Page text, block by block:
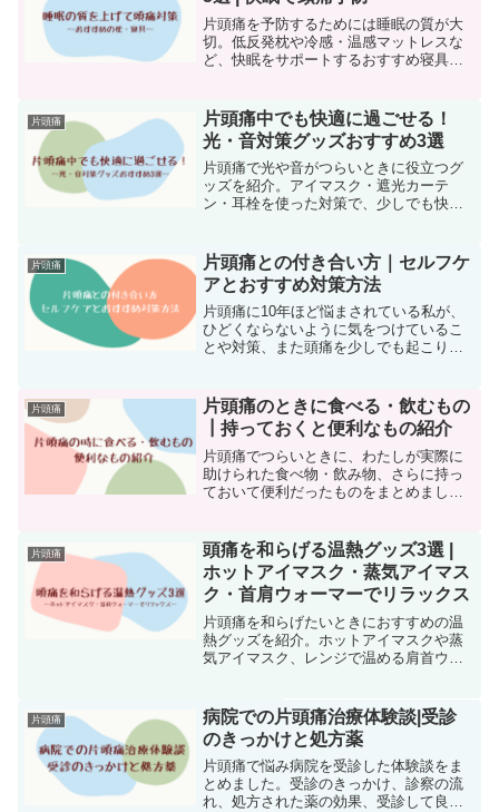
片頭痛を予防するためには睡眠の質が大
切。低反発枕や冷感・温感マットレスな
ど、快眠をサポートするおすすめ寝具を
片頭痛
片頭痛中でも快適に過ごせる！
光・音対策グッズおすすめ3選
片頭痛で光や音がつらいときに役立つグ
ッズを紹介。アイマスク・遮光カーテ
ン・耳栓を使った対策で、少しでも快適
片頭痛
片頭痛との付き合い方｜セルフケ
アとおすすめ対策方法
片頭痛に10年ほど悩まされている私が、
ひどくならないように気をつけているこ
とや対策、また頭痛を少しでも起こりに
片頭痛
片頭痛のときに食べる・飲むもの
┃持っておくと便利なもの紹介
片頭痛でつらいときに、わたしが実際に
助けられた食べ物・飲み物、さらに持っ
ておいて便利だったものをまとめまし
紹介しています。薬以外で片頭痛の初期
の痛みを少しでも抑える方法を探してい
る方におすすめです。
片頭痛
頭痛を和らげる温熱グッズ3選 |
ホットアイマスク・蒸気アイマス
ク・首肩ウォーマーでリラックス
片頭痛を和らげたいときにおすすめの温
熱グッズを紹介。ホットアイマスクや蒸
気アイマスク、レンジで温める肩首ウォ
片頭痛
病院での片頭痛治療体験談|受診
のきっかけと処方薬
片頭痛で悩み病院を受診した体験談をま
とめました。受診のきっかけ、診察の流
れ、処方された薬の効果、受診して良か